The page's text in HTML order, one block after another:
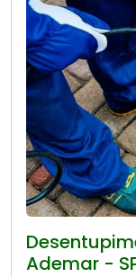
Ademar -